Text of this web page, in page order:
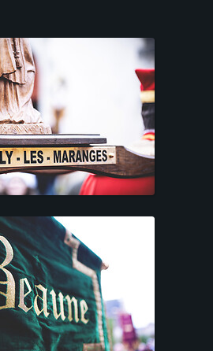
C
E
I
L